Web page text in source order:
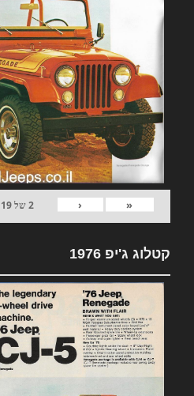
«
‹
2של19
קטלוג ג'יפ 1976